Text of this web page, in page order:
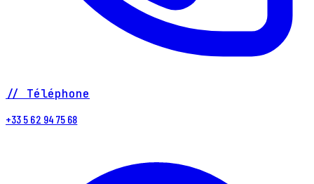
// Téléphone
+33 5 62 94 75 68